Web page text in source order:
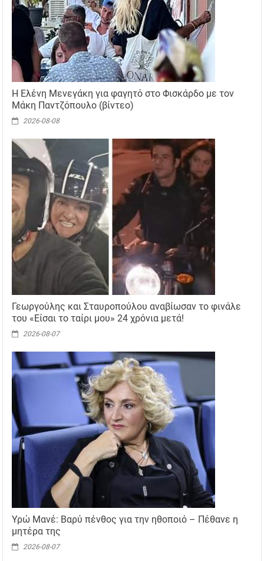
Η Ελένη Μενεγάκη για φαγητό στο Φισκάρδο με τον
Μάκη Παντζόπουλο (βίντεο)
2026-08-08
Γεωργούλης και Σταυροπούλου αναβίωσαν το φινάλε
του «Είσαι το ταίρι μου» 24 χρόνια μετά!
2026-08-07
Υρώ Μανέ: Βαρύ πένθος για την ηθοποιό – Πέθανε η
μητέρα της
2026-08-07